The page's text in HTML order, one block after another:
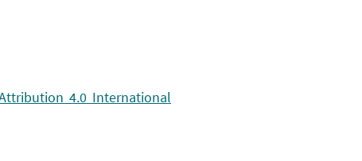
4.0 International